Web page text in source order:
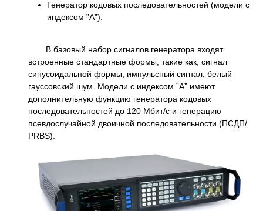
Генератор кодовых последовательностей (модели с
индексом ”А”).
В базовый набор сигналов генератора входят
встроенные стандартные формы, такие как, сигнал
синусоидальной формы, импульсный сигнал, белый
гауссовский шум. Модели с индексом ”А” имеют
дополнительную функцию генератора кодовых
последовательностей до 120 Мбит/с и генерацию
псевдослучайной двоичной последовательности (ПСДП/
PRBS).